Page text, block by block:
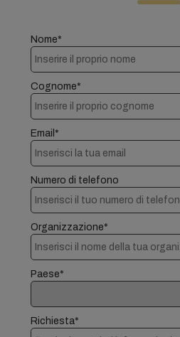
Nome*
Cognome*
Email*
Numero di telefono
Organizzazione*
Paese*
Richiesta*